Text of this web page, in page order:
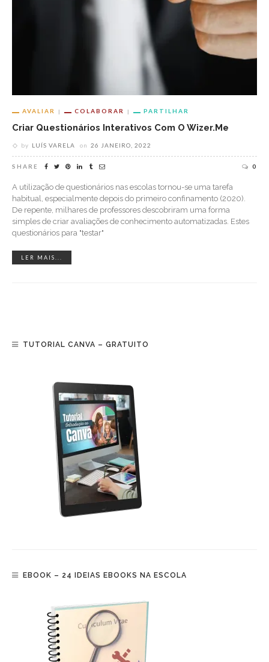
AVALIAR COLABORAR PARTILHAR
Criar Questionários Interativos Com O Wizer.me
by LUÍS VARELA on 26 JANEIRO, 2022
SHARE 0
A utilização de questionários nas escolas tornou-se uma tarefa
habitual, especialmente depois do primeiro confinamento (2020).
De repente, milhares de professores descobriram uma forma
simples de criar avaliações de conhecimento automatizadas. Estes
questionários para "testar"
LER MAIS...
TUTORIAL CANVA – GRATUITO
EBOOK – 24 IDEIAS EBOOKS NA ESCOLA